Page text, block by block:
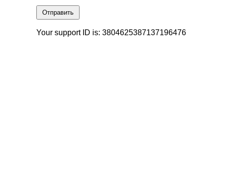
Отправить
Your support ID is: 3804625387137196476